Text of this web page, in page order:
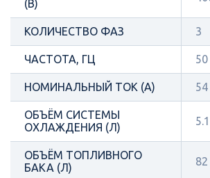
(В)
КОЛИЧЕСТВО ФАЗ 3
ЧАСТОТА, ГЦ 50
НОМИНАЛЬНЫЙ ТОК (А) 54
ОБЪЁМ СИСТЕМЫ
ОХЛАЖДЕНИЯ (Л)
5.1
ОБЪЁМ ТОПЛИВНОГО
БАКА (Л)
82